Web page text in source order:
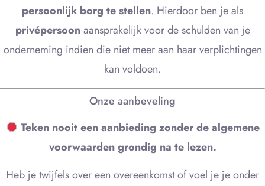
persoonlijk borg te stellen. Hierdoor ben je als
privépersoonaansprakelijk voor de schulden van je
onderneming indien die niet meer aan haar verplichtingen
kan voldoen.
Onze aanbeveling
Teken nooit een aanbieding zonder de algemene
voorwaarden grondig na te lezen.
Heb je twijfels over een overeenkomst of voel je je onder